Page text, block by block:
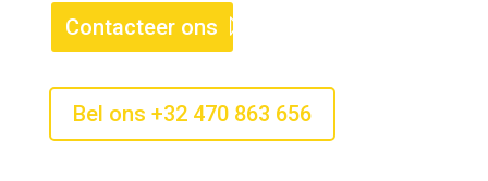
Contacteer ons
Bel ons +32 470 863 656